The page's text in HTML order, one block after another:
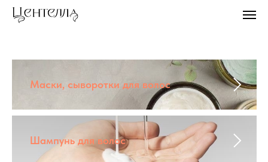
Маски, сыворотки для волос
Шампунь для волос